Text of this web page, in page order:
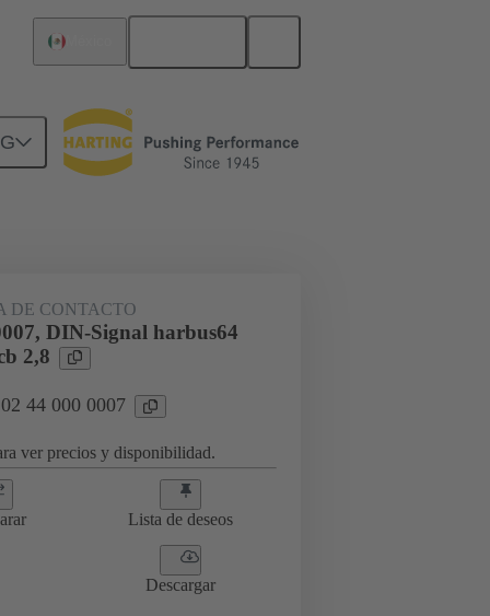
Productos
DE CONTACTO
DIN-Signal harbus64
2,8
44 000 0007
ver precios y disponibilidad.
Lista de deseos
Descargar